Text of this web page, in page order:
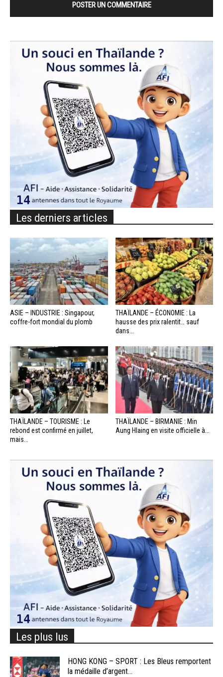
Les derniers articles
ASIE – INDUSTRIE : Singapour,
coffre-fort mondial du plomb
THAÏLANDE – ÉCONOMIE : La
hausse des prix ralentit… sauf
dans...
THAÏLANDE – TOURISME : Le
rebond est confirmé en juillet,
mais...
THAÏLANDE – BIRMANIE : Min
Aung Hlaing en visite officielle à...
Les plus lus
HONG KONG – SPORT : Les Bleus remportent
la médaille d’argent...